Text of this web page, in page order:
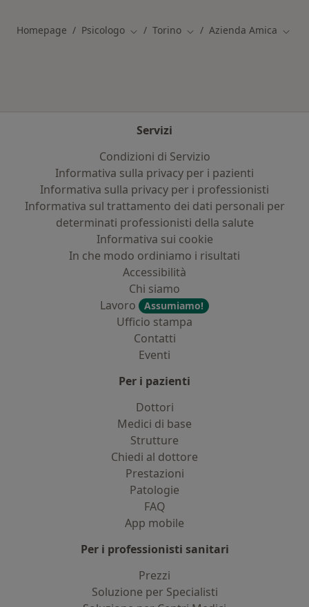
Homepage Psicologo Cambia città
Torino Cambia città
Azienda Amica
Servizi
Condizioni di Servizio
Informativa sulla privacy per i pazienti
Informativa sulla privacy per i professionisti
Informativa sul trattamento dei dati personali per
determinati professionisti della salute
Informativa sui cookie
In che modo ordiniamo i risultati
Accessibilità
Chi siamo
Lavoro
Assumiamo!
Ufficio stampa
Contatti
Eventi
Per i pazienti
Dottori
Medici di base
Strutture
Chiedi al dottore
Prestazioni
Patologie
FAQ
App mobile
Per i professionisti sanitari
Prezzi
Soluzione per Specialisti